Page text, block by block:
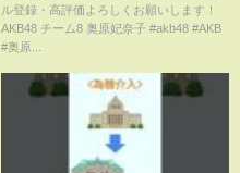
ル登録・高評価よろしくお願いします！
AKB48 チーム8 奥原妃奈子 #akb48 #AKB
#奥原...